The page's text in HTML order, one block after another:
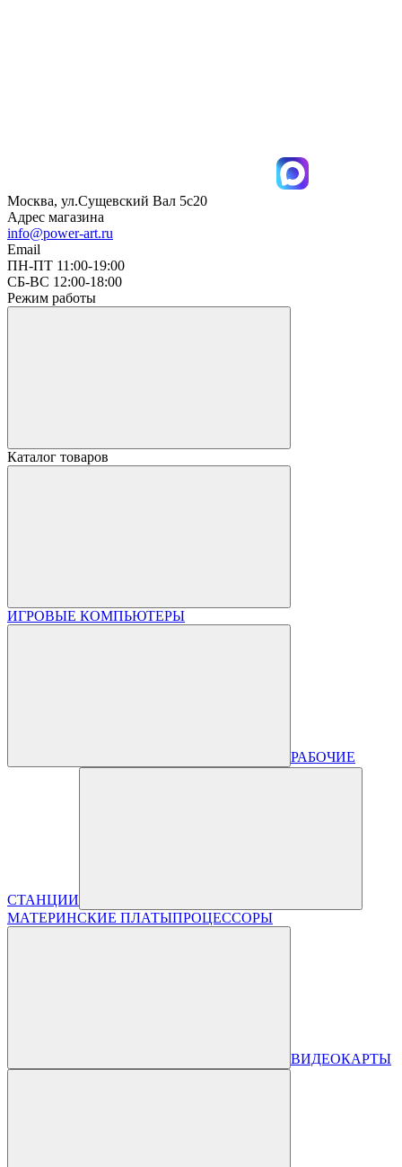
Москва, ул.Сущевский Вал 5с20
Адрес магазина
info@power-art.ru
Email
ПН-ПТ 11:00-19:00
СБ-ВС 12:00-18:00
Режим работы
Каталог товаров
ИГРОВЫЕ КОМПЬЮТЕРЫ
РАБОЧИЕ
СТАНЦИИ
МАТЕРИНСКИЕ ПЛАТЫПРОЦЕССОРЫ
ВИДЕОКАРТЫ